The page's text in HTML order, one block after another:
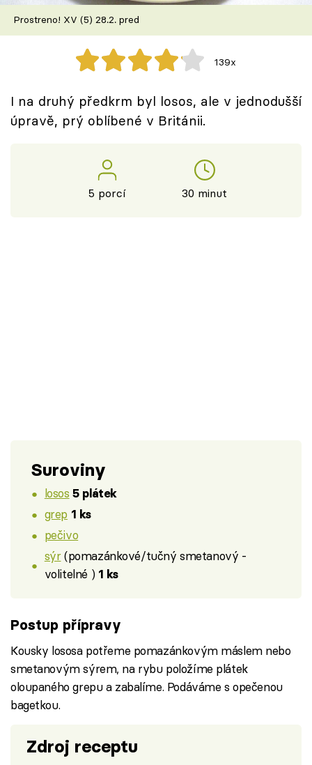
Recepty z TV
Speciál: Cuketa
Sledujte prima+
Prostreno! XV (5) 28.2. pred
139x
I na druhý předkrm byl losos, ale v jednodušší
úpravě, prý oblíbené v Británii.
5 porcí 30 minut
Suroviny
losos 5 plátek
grep 1 ks
pečivo
sýr(pomazánkové/tučný smetanový -
volitelné ) 1 ks
Postup přípravy
Kousky lososa potřeme pomazánkovým máslem nebo
smetanovým sýrem, na rybu položíme plátek
oloupaného grepu a zabalíme. Podáváme s opečenou
bagetkou.
Zdroj receptu